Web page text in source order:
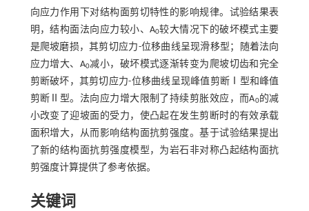
向应力作用下对结构面剪切特性的影响规律。试验结果表
明，结构面法向应力较小、A0较大情况下的破坏模式主要
是爬坡磨损，其剪切应力-位移曲线呈现滑移型；随着法向
应力增大、A0减小，破坏模式逐渐转变为爬坡切齿和完全
剪断破坏，其剪切应力-位移曲线呈现峰值剪断Ⅰ型和峰值
剪断Ⅱ型。法向应力增大限制了持续剪胀效应，而A0的减
小改变了迎坡面的受力，使凸起在发生剪断时的有效承载
面积增大，从而影响结构面抗剪强度。基于试验结果提出
了新的结构面抗剪强度模型，为岩石非对称凸起结构面抗
剪强度计算提供了参考依据。
关键词